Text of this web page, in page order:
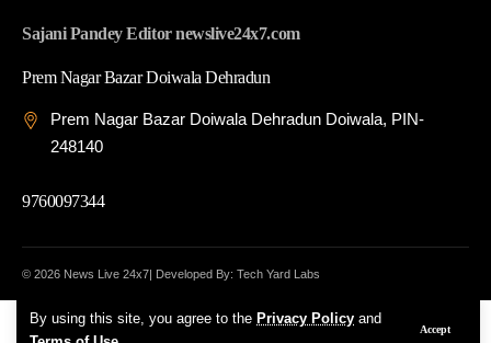
By using this site, you agree to the Privacy Policy and
Accept
Sajani Pandey Editor newslive24x7.com
Prem Nagar Bazar Doiwala Dehradun
Prem Nagar Bazar Doiwala Dehradun Doiwala, PIN-
248140
9760097344
© 2026 News Live 24x7| Developed By: Tech Yard Labs